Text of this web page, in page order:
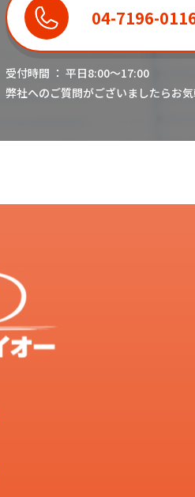
04-7196-
受付時間 ： 平日8:00〜17:00
弊社へのご質問がございましたらお